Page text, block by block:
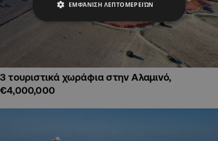
3 τουριστικά χωράφια στην Αλαμινό,
€4,000,000
ΕΜΦΆΝΙΣΗ ΛΕΠΤΟΜΕΡΕΙΏΝ